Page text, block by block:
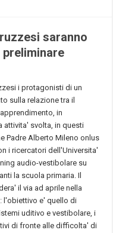
saranno
i protagonisti di un
sulla relazione tra il
in
attivita' svolta, in questi
Padre Alberto Mileno onlus
i ricercatori dell'Universita'
audio-vestibolare su
la scuola primaria. Il
il via ad aprile nella
l'obiettivo e' quello di
uditivo e vestibolare, i
di fronte alle difficolta' di